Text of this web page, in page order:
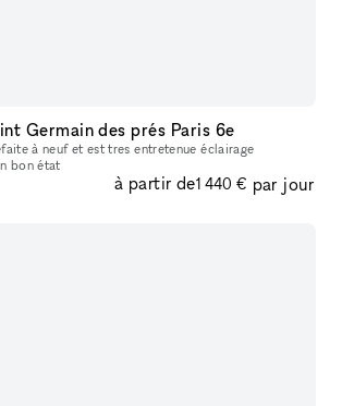
Germain des prés Paris 6e
à neuf et est tres entretenue éclairage
bon état
à partir de1 440 € par jour